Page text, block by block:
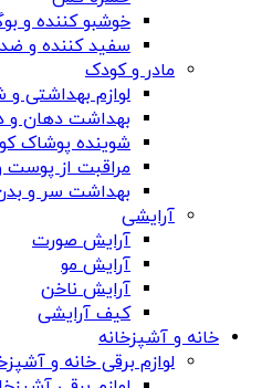
خوشبو کننده و
سفید کننده و
مادر و کودک
لوازم بهداشتی
بهداشت دهان و
شوینده پوشاک
مراقبت از پوست
بهداشت سر و
آرایشی
آرایش صورت
آرایش مو
آرایش ناخن
کیف آرایشی
خانه و آشپزخانه
لوازم برقی خانه و